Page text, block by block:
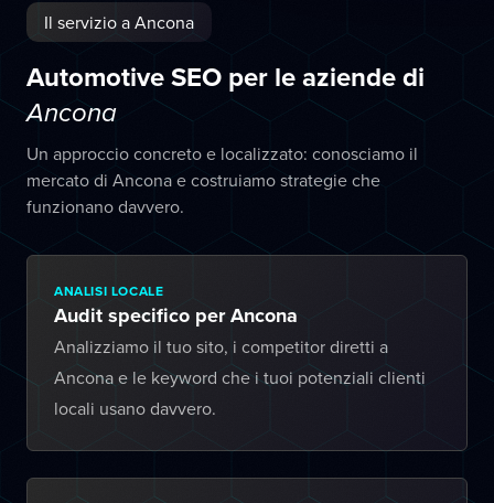
Il servizio a Ancona
Automotive SEO per le aziende di
Ancona
Un approccio concreto e localizzato: conosciamo il
mercato di Ancona e costruiamo strategie che
funzionano davvero.
ANALISI LOCALE
Audit specifico per Ancona
Analizziamo il tuo sito, i competitor diretti a
Ancona e le keyword che i tuoi potenziali clienti
locali usano davvero.